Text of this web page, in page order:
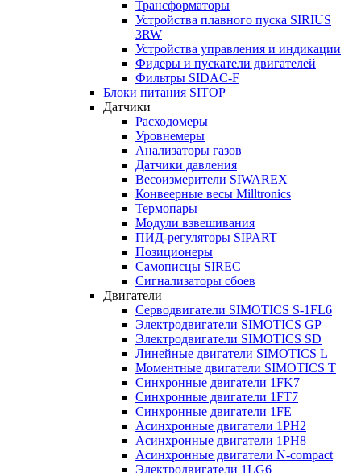
Трансформаторы
Устройства плавного пуска SIRIUS
3RW
Устройства управления и индикации
Фидеры и пускатели двигателей
Фильтры SIDAC-F
Блоки питания SITOP
Датчики
Расходомеры
Уровнемеры
Анализаторы газов
Датчики давления
Весоизмерители SIWAREX
Конвеерные весы Milltronics
Термопары
Модули взвешивания
ПИД-регуляторы SIPART
Позиционеры
Самописцы SIREC
Сигнализаторы сбоев
Двигатели
Серводвигатели SIMOTICS S-1FL6
Электродвигатели SIMOTICS GP
Электродвигатели SIMOTICS SD
Линейные двигатели SIMOTICS L
Моментные двигатели SIMOTICS T
Синхронные двигатели 1FK7
Синхронные двигатели 1FT7
Синхронные двигатели 1FE
Асинхронные двигатели 1PH2
Асинхронные двигатели 1PH8
Асинхронные двигатели N-compact
Электродвигатели 1LG6